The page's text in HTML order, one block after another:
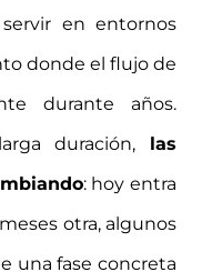
en entornos
donde el flujo de
durante años.
duración, las
: hoy entra
otra, algunos
una fase concreta